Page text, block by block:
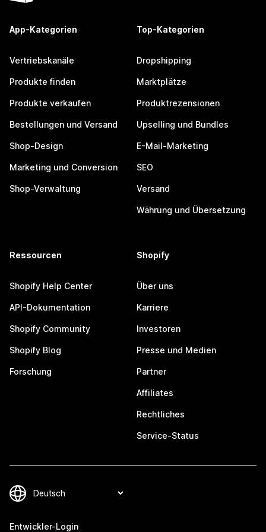
App-Kategorien
Vertriebskanäle
Produkte finden
Produkte verkaufen
Bestellungen und Versand
Shop-Design
Marketing und Conversion
Shop-Verwaltung
Top-Kategorien
Dropshipping
Marktplätze
Produktrezensionen
Upselling und Bundles
E-Mail-Marketing
SEO
Versand
Währung und Übersetzung
Ressourcen
Shopify Help Center
API-Dokumentation
Shopify Community
Shopify Blog
Forschung
Shopify
Über uns
Karriere
Investoren
Presse und Medien
Partner
Affiliates
Rechtliches
Service-Status
Entwickler-Login